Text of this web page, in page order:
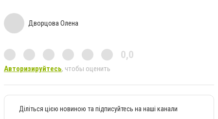
Дворцова Олена
0,0
Авторизируйтесь, чтобы оценить
Діліться цією новиною та підписуйтесь на наші канали